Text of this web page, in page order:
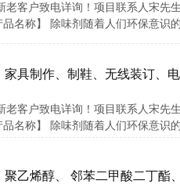
老客户致电详询！项目联系人宋先
名称】 除味剂随着人们环保意识
具制作、制鞋、无线装订、
老客户致电详询！项目联系人宋先
名称】 除味剂随着人们环保意识
乙烯醇、 邻苯二甲酸二丁酯